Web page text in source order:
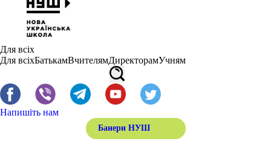
Для всіх
Для всіхБатькамВчителямДиректорамУчням
Напишіть нам
Банери НУШ